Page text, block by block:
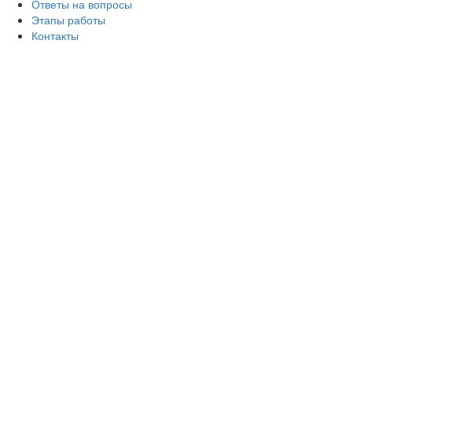
Ответы на вопросы
Этапы работы
Контакты